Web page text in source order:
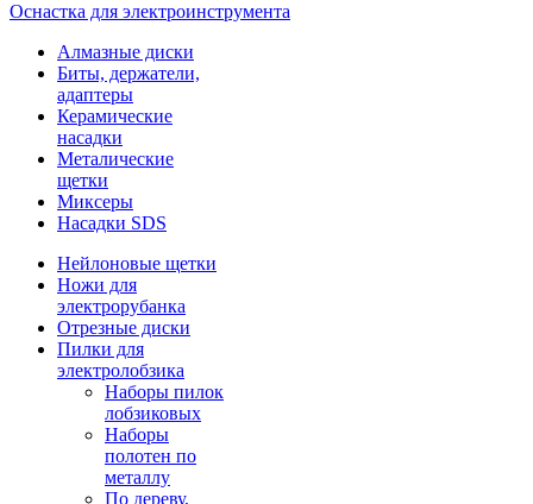
Оснастка для электроинструмента
Алмазные диски
Биты, держатели,
адаптеры
Керамические
насадки
Металические
щетки
Миксеры
Насадки SDS
Нейлоновые щетки
Ножи для
электрорубанка
Отрезные диски
Пилки для
электролобзика
Наборы пилок
лобзиковых
Наборы
полотен по
металлу
По дереву,